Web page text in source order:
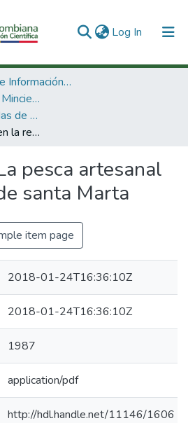
Log In (current)
3. Recursos de Información Científica y Tecnológica
3.2.2. Publicaciones Minciencias
Publicaciones seriadas de Minciencias
La pesca artesanal en la región de santa Marta
pesca artesanal
santa Marta
item page
2018-01-24T16:36:10Z
2018-01-24T16:36:10Z
1987
application/pdf
http://hdl.handle.net/11146/1606